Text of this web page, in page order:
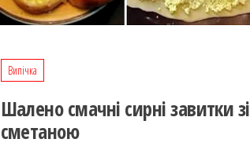
Випічка
Шалено смачні сирні завитки зі
сметаною